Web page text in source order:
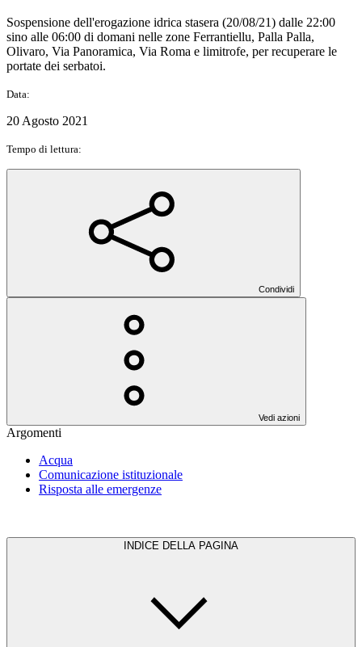
Sospensione dell'erogazione idrica stasera (20/08/21) dalle 22:00
sino alle 06:00 di domani nelle zone Ferrantiellu, Palla Palla,
Olivaro, Via Panoramica, Via Roma e limitrofe, per recuperare le
portate dei serbatoi.
Data:
20 Agosto 2021
Tempo di lettura:
Condividi
Vedi azioni
Argomenti
Acqua
Comunicazione istituzionale
Risposta alle emergenze
INDICE DELLA PAGINA